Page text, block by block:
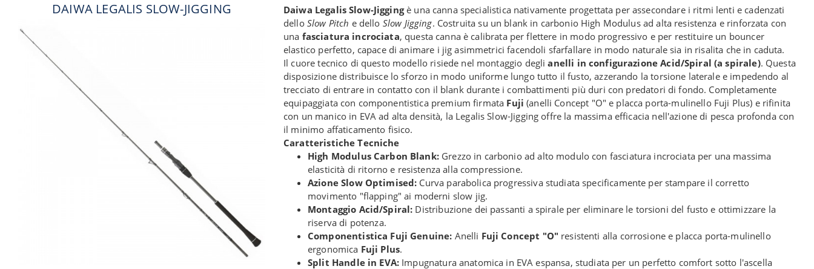
DAIWA LEGALIS SLOW-JIGGING Daiwa Legalis Slow-Jiggingè una canna specialistica nativamente progettata per assecondare i ritmi lenti e cadenzati
dello Slow Pitch e dello Slow Jigging. Costruita su un blank in carbonio High Modulus ad alta resistenza e rinforzata con
una fasciatura incrociata, questa canna è calibrata per flettere in modo progressivo e per restituire un bouncer
elastico perfetto, capace di animare i jig asimmetrici facendoli sfarfallare in modo naturale sia in risalita che in caduta.
Il cuore tecnico di questo modello risiede nel montaggio deglianelli in configurazione Acid/Spiral (a spirale). Questa
disposizione distribuisce lo sforzo in modo uniforme lungo tutto il fusto, azzerando la torsione laterale e impedendo al
trecciato di entrare in contatto con il blank durante i combattimenti più duri con predatori di fondo. Completamente
equipaggiata con componentistica premium firmata Fuji (anelli Concept "O" e placca porta-mulinello Fuji Plus) e rifinita
con un manico in EVA ad alta densità, la Legalis Slow-Jigging offre la massima efficacia nell'azione di pesca profonda con
il minimo affaticamento fisico.
Caratteristiche Tecniche
High Modulus Carbon Blank:Grezzo in carbonio ad alto modulo con fasciatura incrociata per una massima
elasticità di ritorno e resistenza alla compressione.
Azione Slow Optimised: Curva parabolica progressiva studiata specificamente per stampare il corretto
movimento "flapping" ai moderni slow jig.
Montaggio Acid/Spiral: Distribuzione dei passanti a spirale per eliminare le torsioni del fusto e ottimizzare la
riserva di potenza.
Componentistica Fuji Genuine: Anelli Fuji Concept "O" resistenti alla corrosione e placca porta-mulinello
ergonomica Fuji Plus.
Split Handle in EVA: Impugnatura anatomica in EVA espansa, studiata per un perfetto comfort sotto l'ascella